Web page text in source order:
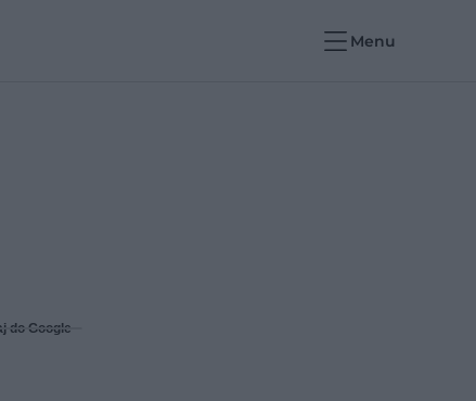
Menu
do Google